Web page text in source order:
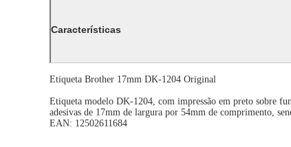
Características
Etiqueta Brother 17mm DK-1204 Original
Etiqueta modelo DK-1204, com impressão em preto sobre
adesivas de 17mm de largura por 54mm de comprimento,
EAN: 12502611684